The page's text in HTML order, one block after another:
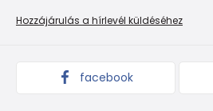
164 13-14 év
Promóciós feltételek és
Áruk begyűjtése
Hozzájárulás a hírlevél küldéséhez
facebook